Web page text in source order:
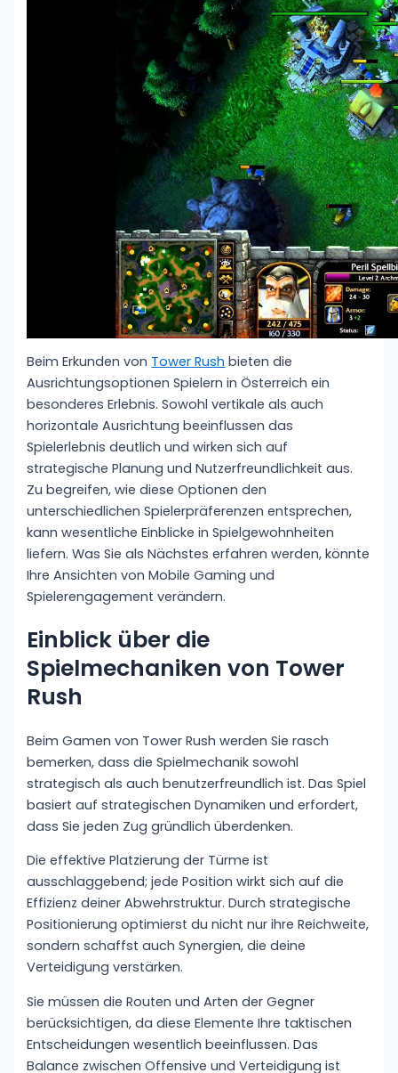
Beim Erkunden von Tower Rush bieten die
Ausrichtungsoptionen Spielern in Österreich ein
besonderes Erlebnis. Sowohl vertikale als auch
horizontale Ausrichtung beeinflussen das
Spielerlebnis deutlich und wirken sich auf
strategische Planung und Nutzerfreundlichkeit aus.
Zu begreifen, wie diese Optionen den
unterschiedlichen Spielerpräferenzen entsprechen,
kann wesentliche Einblicke in Spielgewohnheiten
liefern. Was Sie als Nächstes erfahren werden, könnte
Ihre Ansichten von Mobile Gaming und
Spielerengagement verändern.
Einblick über die
Spielmechaniken von Tower
Rush
Beim Gamen von Tower Rush werden Sie rasch
bemerken, dass die Spielmechanik sowohl
strategisch als auch benutzerfreundlich ist. Das Spiel
basiert auf strategischen Dynamiken und erfordert,
dass Sie jeden Zug gründlich überdenken.
Die effektive Platzierung der Türme ist
ausschlaggebend; jede Position wirkt sich auf die
Effizienz deiner Abwehrstruktur. Durch strategische
Positionierung optimierst du nicht nur ihre Reichweite,
sondern schaffst auch Synergien, die deine
Verteidigung verstärken.
Sie müssen die Routen und Arten der Gegner
berücksichtigen, da diese Elemente Ihre taktischen
Entscheidungen wesentlich beeinflussen. Das
Balance zwischen Offensive und Verteidigung ist